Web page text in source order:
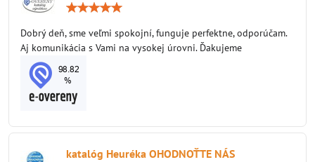
5
Dobrý deň, sme veľmi spokojní, funguje perfektne, odporúčam.
Aj komunikácia s Vami na vysokej úrovni. Ďakujeme
katalóg Heuréka OHODNOŤTE NÁS